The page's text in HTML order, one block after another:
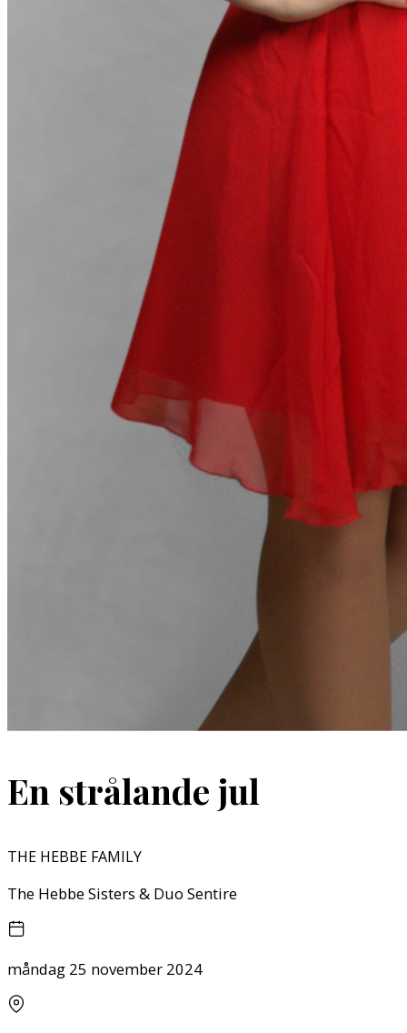
En strålande jul
THE HEBBE FAMILY
The Hebbe Sisters & Duo Sentire
måndag 25 november 2024